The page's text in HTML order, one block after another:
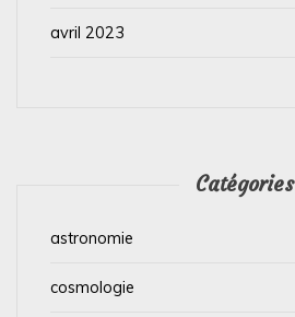
avril 2023
Catégories
astronomie
cosmologie